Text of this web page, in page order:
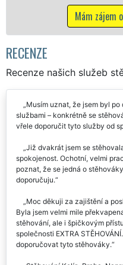
včetně
RECENZE
Recenze našich služeb
Musím uznat, že jsem byl
službami – konkrétně se
Již dvakrát jsem se
spokojenost. Ochotní, velmi
poznat, že se jedná o
Moc děkuji za zajištění a
Byla jsem velmi mile
stěhování, ale i špičkovým
společnosti EXTRA